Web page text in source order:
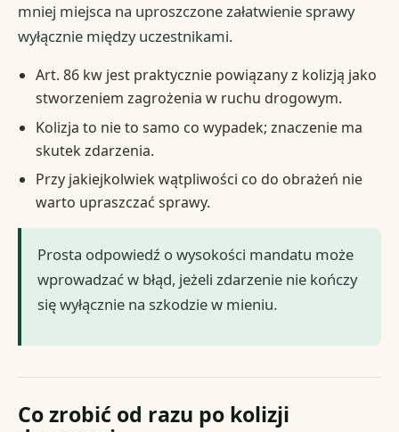
mniej miejsca na uproszczone załatwienie sprawy
wyłącznie między uczestnikami.
Art. 86 kw jest praktycznie powiązany z kolizją jako
stworzeniem zagrożenia w ruchu drogowym.
Kolizja to nie to samo co wypadek; znaczenie ma
skutek zdarzenia.
Przy jakiejkolwiek wątpliwości co do obrażeń nie
warto upraszczać sprawy.
Prosta odpowiedź o wysokości mandatu może
wprowadzać w błąd, jeżeli zdarzenie nie kończy
się wyłącznie na szkodzie w mieniu.
Co zrobić od razu po kolizji